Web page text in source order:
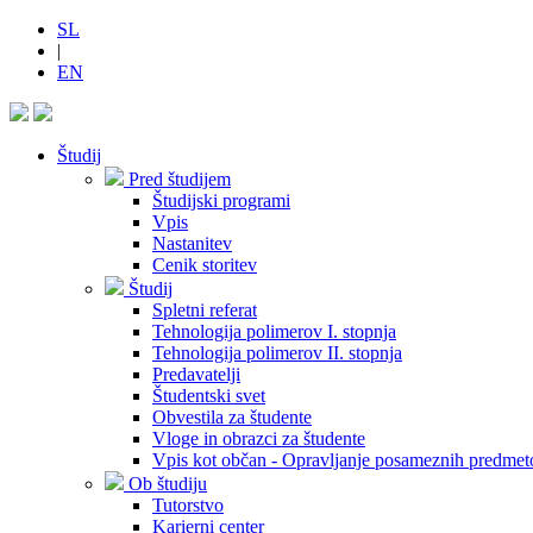
SL
|
EN
Študij
Pred študijem
Študijski programi
Vpis
Nastanitev
Cenik storitev
Študij
Spletni referat
Tehnologija polimerov I. stopnja
Tehnologija polimerov II. stopnja
Predavatelji
Študentski svet
Obvestila za študente
Vloge in obrazci za študente
Vpis kot občan - Opravljanje posameznih
Ob študiju
Tutorstvo
Karierni center